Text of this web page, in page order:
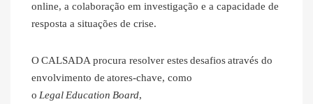
online, a colaboração em investigação e a capacidade de
resposta a situações de crise.
O CALSADA procura resolver estes desafios através do
envolvimento de atores-chave, como
o LegalEducation Board,